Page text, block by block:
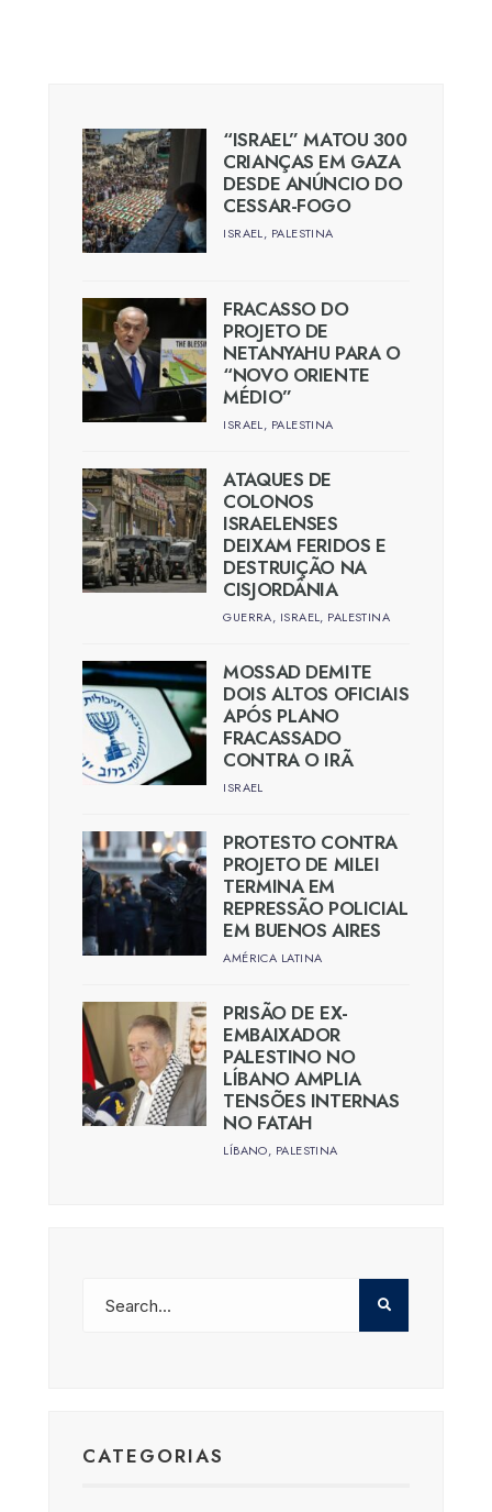
“ISRAEL” MATOU 300
CRIANÇAS EM GAZA
DESDE ANÚNCIO DO
CESSAR-FOGO
ISRAEL, PALESTINA
FRACASSO DO
PROJETO DE
NETANYAHU PARA O
“NOVO ORIENTE
MÉDIO”
ISRAEL, PALESTINA
ATAQUES DE
COLONOS
ISRAELENSES
DEIXAM FERIDOS E
DESTRUIÇÃO NA
CISJORDÂNIA
GUERRA, ISRAEL, PALESTINA
MOSSAD DEMITE
DOIS ALTOS OFICIAIS
APÓS PLANO
FRACASSADO
CONTRA O IRÃ
ISRAEL
PROTESTO CONTRA
PROJETO DE MILEI
TERMINA EM
REPRESSÃO POLICIAL
EM BUENOS AIRES
AMÉRICA LATINA
PRISÃO DE EX-
EMBAIXADOR
PALESTINO NO
LÍBANO AMPLIA
TENSÕES INTERNAS
NO FATAH
LÍBANO, PALESTINA
CATEGORIAS